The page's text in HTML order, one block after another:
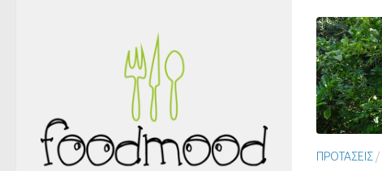
ΠΡΟΤΑΣΕΙΣ /